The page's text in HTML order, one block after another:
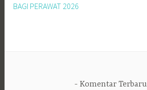
BAGI PERAWAT 2026
Komentar Terbaru